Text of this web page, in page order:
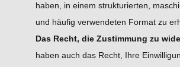
haben, in einem strukturierten,
und häufig verwendeten Format zu
Das Recht, die Zustimmung zu
haben auch das Recht, Ihre